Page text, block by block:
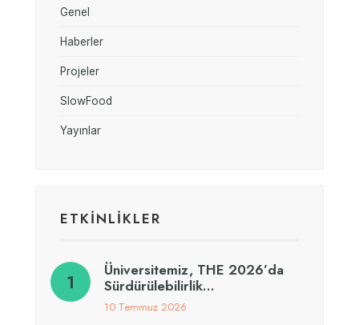
Genel
Haberler
Projeler
SlowFood
Yayınlar
ETKİNLİKLER
Üniversitemiz, THE 2026’da
Sürdürülebilirlik…
10 Temmuz 2026